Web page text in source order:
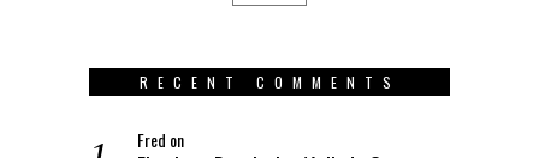
RECENT COMMENTS
Fred on